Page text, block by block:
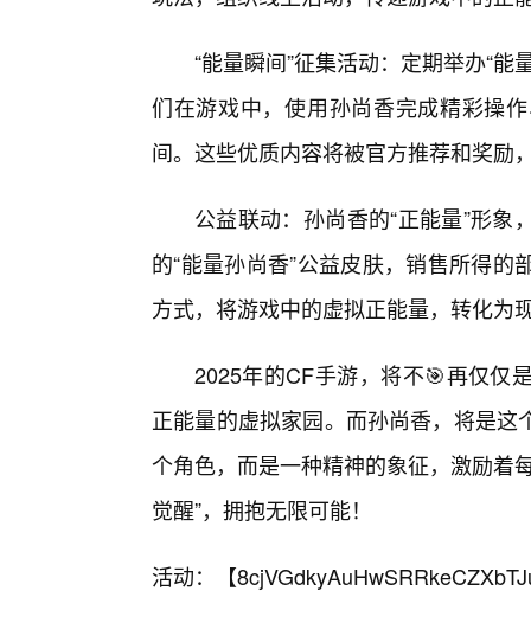
“能量瞬间”征集活动：定期举办“
们在游戏中，使用孙尚香完成精彩操
间。这些优质内容将被官方推荐和奖励
公益联动：孙尚香的“正能量”形
的“能量孙尚香”公益皮肤，销售所得
方式，将游戏中的虚拟正能量，转化为
2025年的CF手游，将不🎯再仅仅
正能量的虚拟家园。而孙尚香，将是
个角色，而是一种精神的象征，激励着
觉醒”，拥抱无限可能！
活动：【